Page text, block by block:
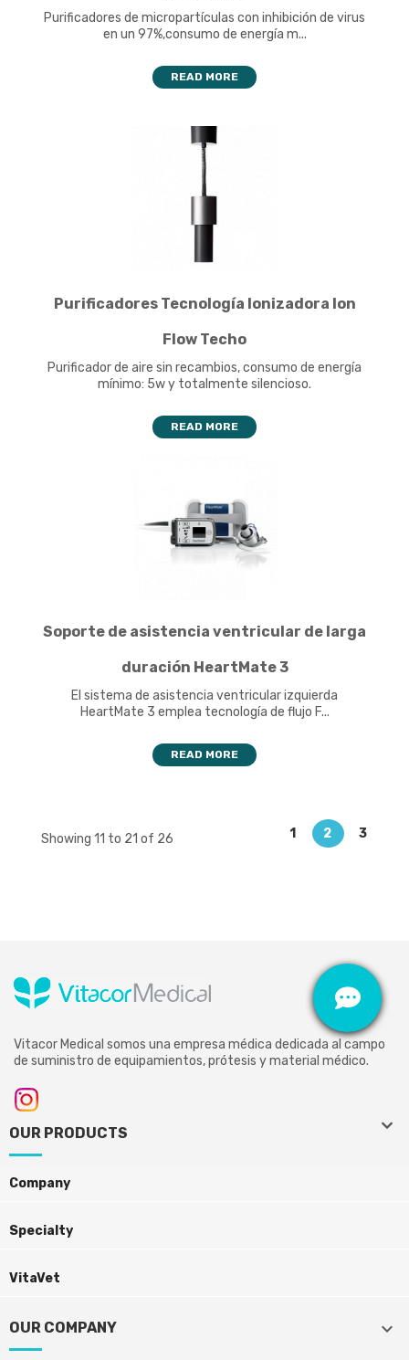
Purificadores de micropartículas con inhibición de virus
en un 97%,consumo de energía m...
READ MORE
Purificadores Tecnología Ionizadora Ion
Flow Techo
Purificador de aire sin recambios, consumo de energía
mínimo: 5w y totalmente silencioso.
READ MORE
Soporte de asistencia ventricular de larga
duración HeartMate 3
El sistema de asistencia ventricular izquierda
HeartMate 3 emplea tecnología de flujo F...
READ MORE
Showing 11 to 21 of 26 1 2 3
Vitacor Medical somos una empresa médica dedicada al campo
de suministro de equipamientos, prótesis y material médico.
keyboard_arrow_down
OUR PRODUCTS
Company
Specialty
keyboard_arrow_down
VitaVet
keyboard_arrow_down
OUR COMPANY